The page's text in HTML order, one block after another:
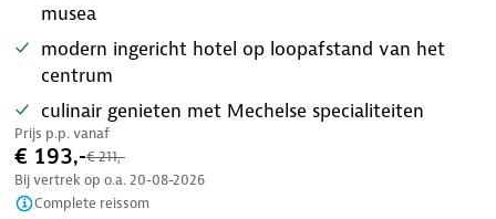
musea
modern ingericht hotel op loopafstand van het
centrum
culinair genieten met Mechelse specialiteiten
Prijs p.p. vanaf
€ 193,-€ 211,-
Bij vertrek op o.a. 20-08-2026
Complete reissom